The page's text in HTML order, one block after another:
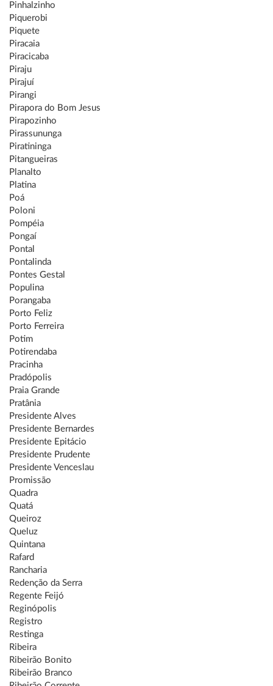
Pinhalzinho
Piquerobi
Piquete
Piracaia
Piracicaba
Piraju
Pirajuí
Pirangi
Pirapora do Bom Jesus
Pirapozinho
Pirassununga
Piratininga
Pitangueiras
Planalto
Platina
Poá
Poloni
Pompéia
Pongaí
Pontal
Pontalinda
Pontes Gestal
Populina
Porangaba
Porto Feliz
Porto Ferreira
Potim
Potirendaba
Pracinha
Pradópolis
Praia Grande
Pratânia
Presidente Alves
Presidente Bernardes
Presidente Epitácio
Presidente Prudente
Presidente Venceslau
Promissão
Quadra
Quatá
Queiroz
Queluz
Quintana
Rafard
Rancharia
Redenção da Serra
Regente Feijó
Reginópolis
Registro
Restinga
Ribeira
Ribeirão Bonito
Ribeirão Branco